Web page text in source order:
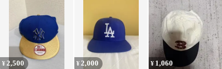
¥ 2,500 ¥ 2,000 ¥ 1,060